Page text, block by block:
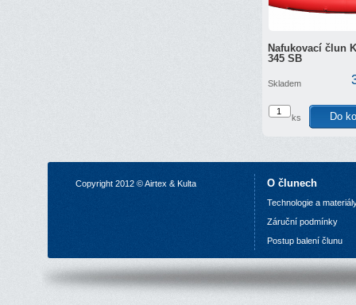
Nafukovací člun
345 SB
Skladem
ks
Copyright 2012 © Airtex & Kulta O člunech
Technologie a
Záruční podmínky
Postup balení člunu